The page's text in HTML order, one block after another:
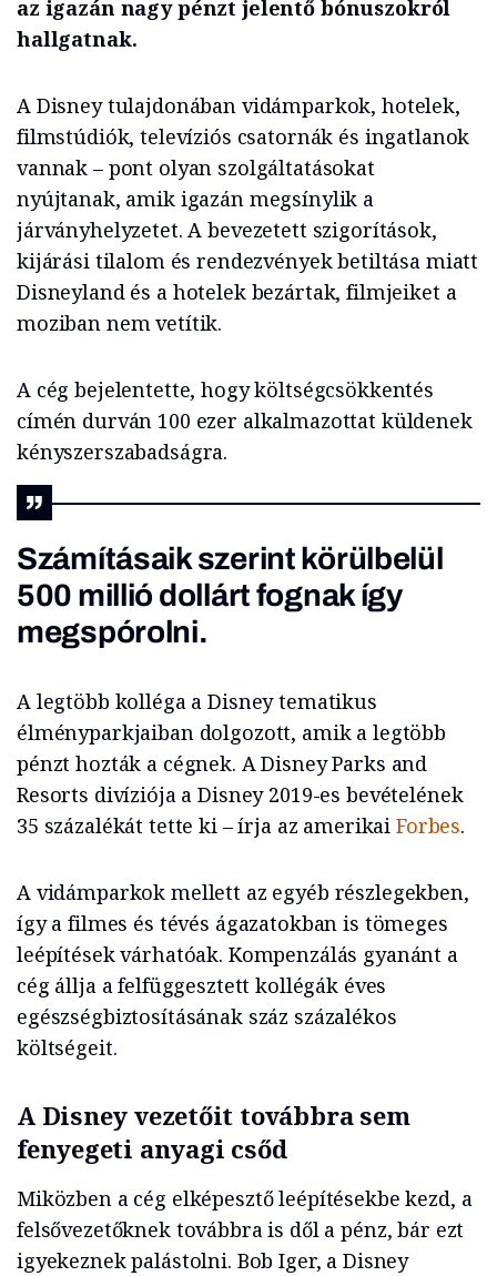
az igazán nagy pénzt jelentő bónuszokról
hallgatnak.
A Disney tulajdonában vidámparkok, hotelek,
filmstúdiók, televíziós csatornák és ingatlanok
vannak – pont olyan szolgáltatásokat
nyújtanak, amik igazán megsínylik a
járványhelyzetet. A bevezetett szigorítások,
kijárási tilalom és rendezvények betiltása miatt
Disneyland és a hotelek bezártak, filmjeiket a
moziban nem vetítik.
A cég bejelentette, hogy költségcsökkentés
címén durván 100 ezer alkalmazottat küldenek
kényszerszabadságra.
Számításaik szerint körülbelül
500 millió dollárt fognak így
megspórolni.
A legtöbb kolléga a Disney tematikus
élményparkjaiban dolgozott, amik a legtöbb
pénzt hozták a cégnek. A Disney Parks and
Resorts divíziója a Disney 2019-es bevételének
35 százalékát tette ki – írja az amerikai Forbes.
A vidámparkok mellett az egyéb részlegekben,
így a filmes és tévés ágazatokban is tömeges
leépítések várhatóak. Kompenzálás gyanánt a
cég állja a felfüggesztett kollégák éves
egészségbiztosításának száz százalékos
költségeit.
A Disney vezetőit továbbra sem
fenyegeti anyagi csőd
Miközben a cég elképesztő leépítésekbe kezd, a
felsővezetőknek továbbra is dől a pénz, bár ezt
igyekeznek palástolni. Bob Iger, a Disney